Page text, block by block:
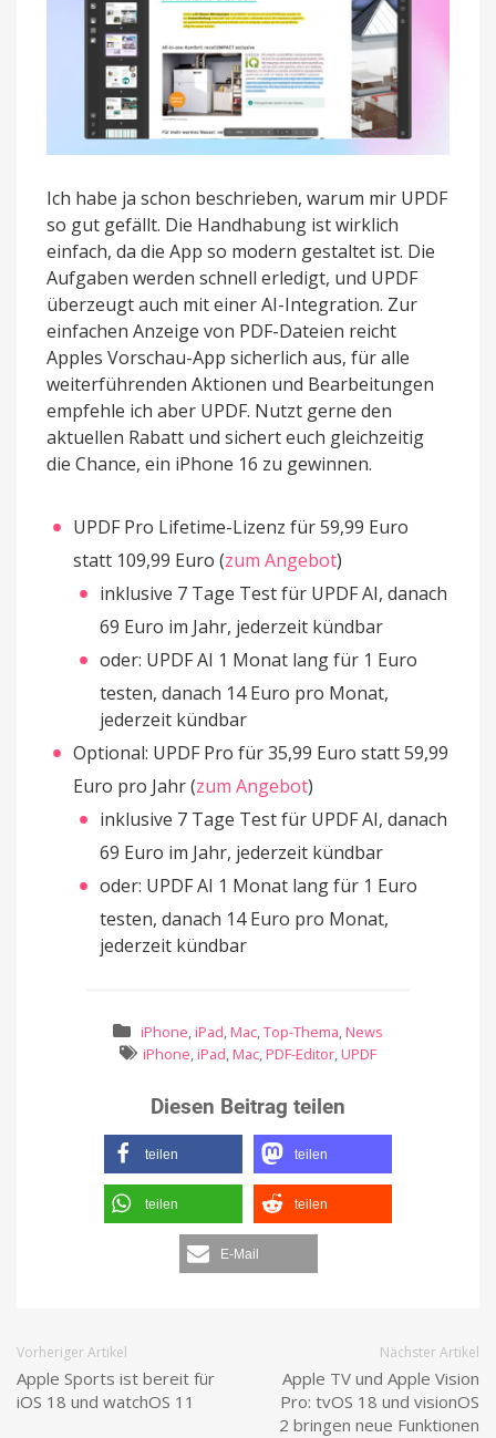
Ich habe ja schon beschrieben, warum mir UPDF
so gut gefällt. Die Handhabung ist wirklich
einfach, da die App so modern gestaltet ist. Die
Aufgaben werden schnell erledigt, und UPDF
überzeugt auch mit einer AI-Integration. Zur
einfachen Anzeige von PDF-Dateien reicht
Apples Vorschau-App sicherlich aus, für alle
weiterführenden Aktionen und Bearbeitungen
empfehle ich aber UPDF. Nutzt gerne den
aktuellen Rabatt und sichert euch gleichzeitig
die Chance, ein iPhone 16 zu gewinnen.
UPDF Pro Lifetime-Lizenz für 59,99 Euro
statt 109,99 Euro (zum Angebot)
inklusive 7 Tage Test für UPDF AI, danach
69 Euro im Jahr, jederzeit kündbar
oder: UPDF AI 1 Monat lang für 1 Euro
testen, danach 14 Euro pro Monat,
jederzeit kündbar
Optional: UPDF Pro für 35,99 Euro statt 59,99
Euro pro Jahr (zum Angebot)
inklusive 7 Tage Test für UPDF AI, danach
69 Euro im Jahr, jederzeit kündbar
oder: UPDF AI 1 Monat lang für 1 Euro
testen, danach 14 Euro pro Monat,
jederzeit kündbar
iPhone, iPad, Mac,Top-Thema, News
iPhone, iPad, Mac, PDF-Editor, UPDF
Diesen Beitrag teilen
teilen teilen
teilen teilen
E-Mail
Vorheriger Artikel
Apple Sports ist bereit für
iOS 18 und watchOS 11
Nächster Artikel
Apple TV und Apple Vision
Pro: tvOS 18 und visionOS
2 bringen neue Funktionen